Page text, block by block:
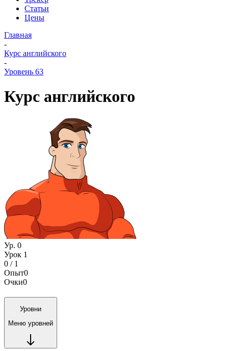
Статьи
Цены
Главная
-
Курс английского
-
Уровень 63
Курс английского
Ур. 0
Урок 1
0 / 1
Опыт0
Очки0
Уровни
Меню уровней